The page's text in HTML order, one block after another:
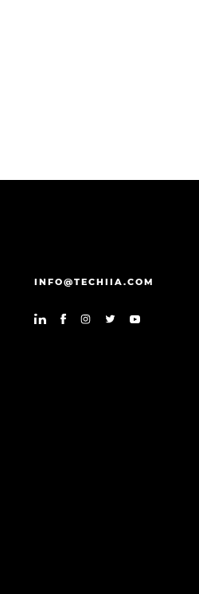
INFO@TECHIIA.COM